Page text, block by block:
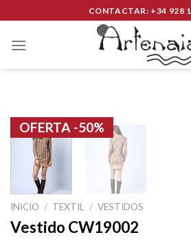
content
CONTACTAR: +34 928
OFERTA -50%
INICIO / TEXTIL / VESTIDOS
Vestido CW19002